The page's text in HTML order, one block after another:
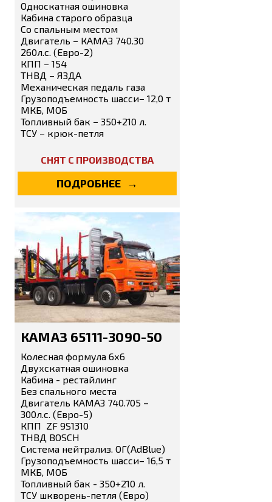
Односкатная ошиновка
Кабина старого образца
Со спальным местом
Двигатель − КАМАЗ 740.30
260л.с. (Евро-2)
КПП − 154
ТНВД − ЯЗДА
Механическая педаль газа
Грузоподъемность шасси− 12,0 т
МКБ, МОБ
Топливный бак − 350+210 л.
ТСУ − крюк-петля
СНЯТ С ПРОИЗВОДСТВА
ПОДРОБНЕЕ
КАМАЗ 65111-3090-50
Колесная формула 6х6
Двухскатная ошиновка
Кабина - рестайлинг
Без спального места
Двигатель КАМАЗ 740.705 –
300л.с. (Евро-5)
КПП ZF 9S1310
ТНВД BOSCH
Система нейтрализ. ОГ(AdBlue)
Грузоподъемность шасси– 16,5 т
МКБ, МОБ
Топливный бак - 350+210 л.
ТСУ шкворень-петля (Евро)